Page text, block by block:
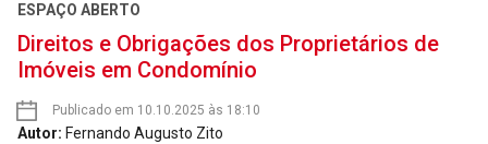
ESPAÇO ABERTO
Direitos e Obrigações dos Proprietários de
Imóveis em Condomínio
Publicado em 10.10.2025 às 18:10
Autor: Fernando Augusto Zito